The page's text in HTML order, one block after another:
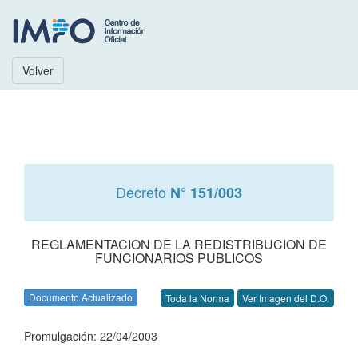
Volver
Decreto N° 151/003
REGLAMENTACION DE LA REDISTRIBUCION DE
FUNCIONARIOS PUBLICOS
Documento Actualizado Toda la Norma Ver Imagen del D.O.
Promulgación: 22/04/2003